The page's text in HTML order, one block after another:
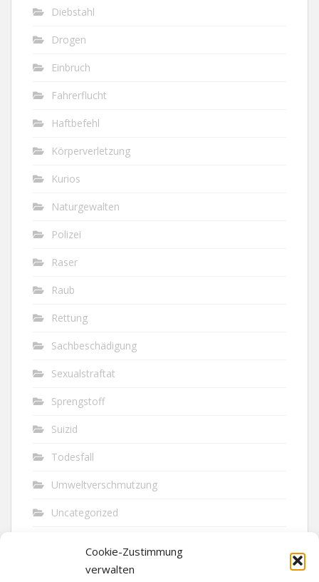
Cookie-Zustimmung
verwalten
Diebstahl
Drogen
Einbruch
Fahrerflucht
Haftbefehl
Körperverletzung
Kurios
Naturgewalten
Polizei
Raser
Raub
Rettung
Sachbeschädigung
Sexualstraftat
Sprengstoff
Suizid
Todesfall
Umweltverschmutzung
Uncategorized
Vandalismus